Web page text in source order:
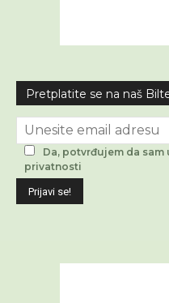
Pretplatite se na naš
Da, potvrđujem da
privatnosti